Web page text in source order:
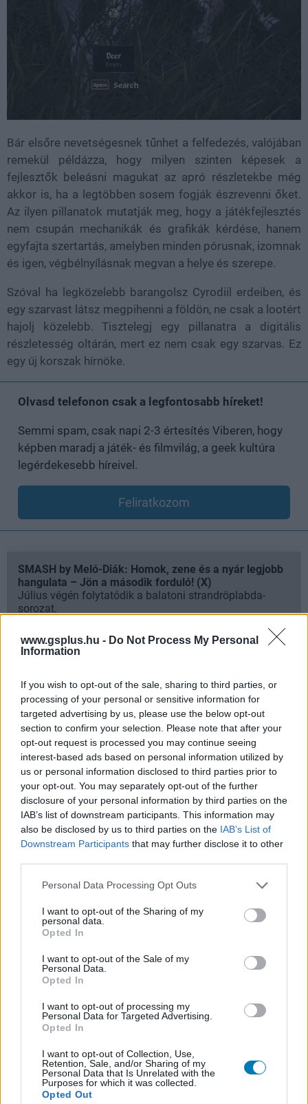
www.gsplus.hu - Do Not Process My Personal
Information
If you wish to opt-out of the sale, sharing to third parties, or
processing of your personal or sensitive information for
targeted advertising by us, please use the below opt-out
section to confirm your selection. Please note that after your
opt-out request is processed you may continue seeing
interest-based ads based on personal information utilized by
us or personal information disclosed to third parties prior to
your opt-out. You may separately opt-out of the further
disclosure of your personal information by third parties on the
IAB’s list of downstream participants. This information may
also be disclosed by us to third parties on the IAB’s List of
Downstream Participants that may further disclose it to other
Please note that this website/app uses one or more Google
not limited to your visit or usage behaviour. You may click to
grant or deny consent to Google and its third-party tags to
use your data for below specified purposes in below Google
consent section.
Personal Data Processing Opt Outs
I want to opt-out of the Sharing of my
personal data.
Opted In
I want to opt-out of the Sale of my
Personal Data.
Opted In
I want to opt-out of processing my
Personal Data for Targeted Advertising.
Opted In
I want to opt-out of Collection, Use,
Retention, Sale, and/or Sharing of my
Personal Data that Is Unrelated with the
Purposes for which it was collected.
Opted Out
Bár elsőre nevetségesnek tűnhet a felfedezés, valójában
remekül példázza, hogy milyen szinten képesek a
fejlesztők beleásni magukat az apró részletekbe még
akkor is, ha a legtöbben sosem fogják észrevenni őket.
Az ilyen pillanatok mutatják meg, hogy a játékfejlesztés
nem csupán mechanikák és grafikák kérdése, hanem
egyfajta szertartás, amelyben minden pórusnak, izomnak
és igen, végbélnyílásnak megvan a helye és szerepe.
Szóval ha legközelebb barangolsz Cyrodiil erdeiben, és
egy szarvast látsz megpihenni a földön, ne csak a lootért
hajolj közelebb. Tisztelegj egy pillanatra a digitális
részletesség oltárán, mert ez nem csak egy szarvas. Ez
egy új korszak hírnöke.
Olvasd telefonon csak a legfontosabb híreket!
Semmi spam, csak napi 2-3 értesítés Viberen, hogy
képben maradj a játék- és filmvilág, a geek kultúra
legérdekesebb híreivel.
Feliratkozom
SMASH by Meló-Diák: Homok, zene és a nyár legjobb
hangulata – Jön a második forduló! (X)
Július végén folytatódik a balatoni strandröplabda-
sorozat.
Címkék: #the elder scrolls iv: oblivion remastered
#rpg
#bethesda
#napi büntetés
The Elder Scrolls IV: Oblivion
Remastered
Végre nem a Skyrim sokadik kiadását próbálja
letuszkolni a torkunkon a Bethesda, a felújított
Oblivion pedig szerethető remaster a fura
tulajdonságaival együtt.
izgalmas világ, amit élvezet (újra) felfedezni